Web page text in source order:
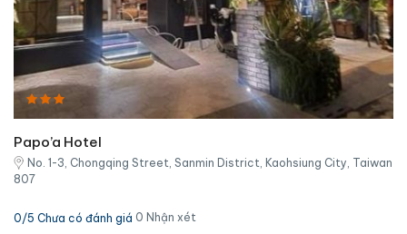
Papo’a Hotel
No. 1-3, Chongqing Street, Sanmin District, Kaohsiung City, Taiwan
807
0/5 Chưa có đánh giá 0 Nhận xét